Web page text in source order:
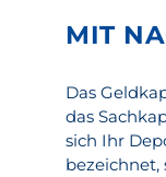
MIT
Das
das
sich Ihr